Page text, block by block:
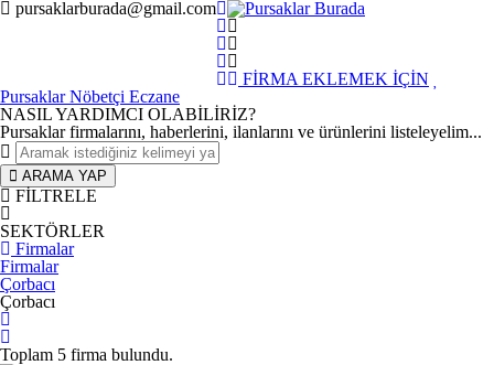
pursaklarburada@gmail.com
FİRMA EKLEMEK İÇİN
Pursaklar Nöbetçi Eczane
NASIL YARDIMCI OLABİLİRİZ?
Pursaklar firmalarını, haberlerini, ilanlarını ve ürünlerini listeleyelim...
ARAMA YAP
FİLTRELE
SEKTÖRLER
Firmalar
Firmalar
Çorbacı
Çorbacı
Toplam 5 firma bulundu.